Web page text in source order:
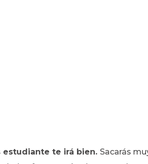
estudiante te irá bien. Sacarás